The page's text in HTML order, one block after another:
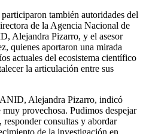
también autoridades del
de la Agencia Nacional de
Alejandra Pizarro, y el asesor
quienes aportaron una mirada
actuales del ecosistema científico
la articulación entre sus
Alejandra Pizarro, indicó
provechosa. Pudimos despejar
consultas y abordar
de la investigación en